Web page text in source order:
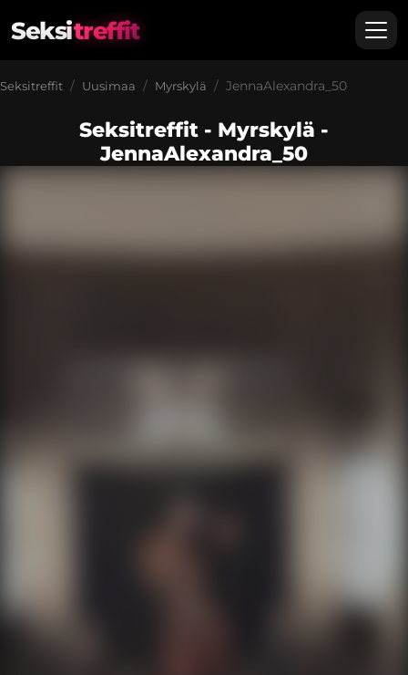
Seksitreffit
Seksitreffit Uusimaa Myrskylä JennaAlexandra_50
Seksitreffit - Myrskylä -
JennaAlexandra_50